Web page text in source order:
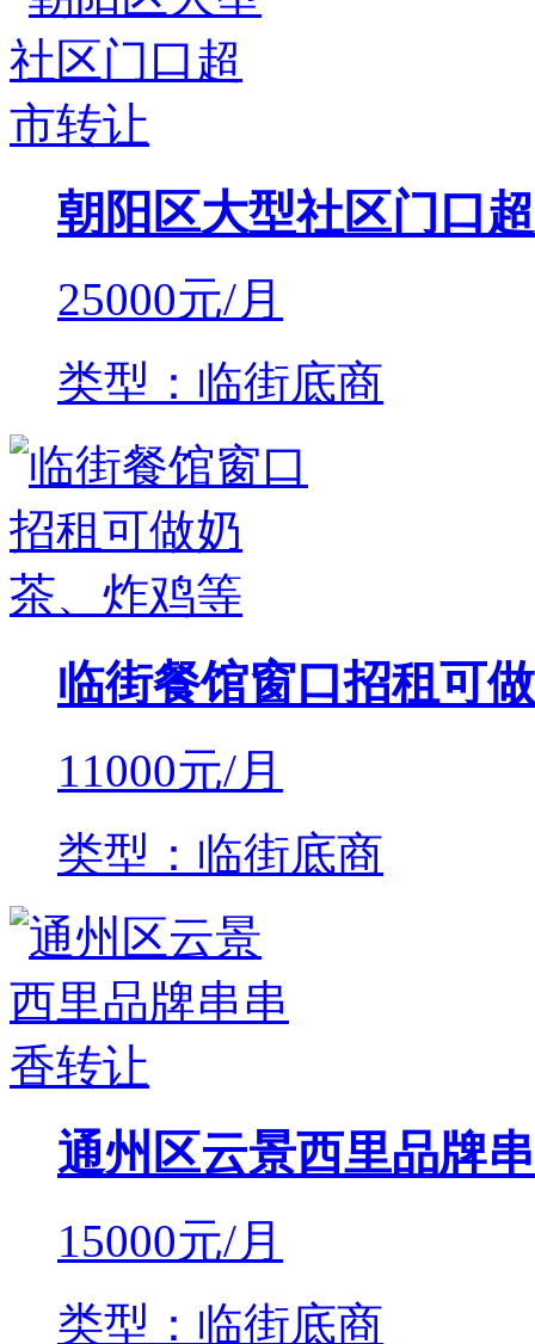
朝阳区大型社区门口
25000元/月
类型：临街底商
临街餐馆窗口招租可
11000元/月
类型：临街底商
通州区云景西里品牌
15000元/月
类型：临街底商